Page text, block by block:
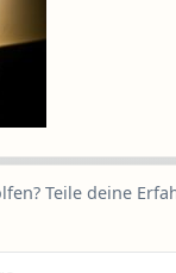
Teile deine